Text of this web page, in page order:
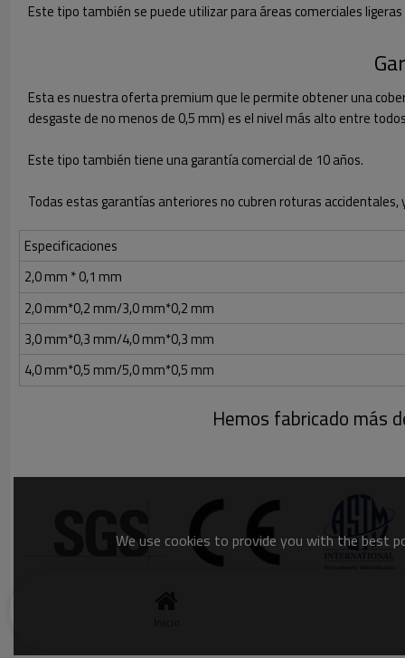
Este tipo también se puede utilizar para áreas comerciales
Esta es nuestra oferta premium que le permite obtener una
desgaste de no menos de 0,5 mm) es el nivel más alto entre
Este tipo también tiene una garantía comercial de 10 años.
Todas estas garantías anteriores no cubren roturas
Especificaciones
2,0 mm * 0,1 mm
2,0 mm*0,2 mm/3,0 mm*0,2 mm
3,0 mm*0,3 mm/4,0 mm*0,3 mm
4,0 mm*0,5 mm/5,0 mm*0,5 mm
Hemos fabricado más
We use cookies to provide you with the best